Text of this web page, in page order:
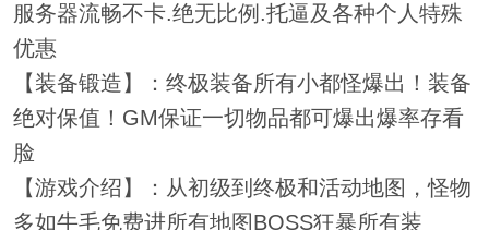
服务器流畅不卡.绝无比例.托逼及各种个人特殊
优惠
【装备锻造】：终极装备所有小都怪爆出！装备
绝对保值！GM保证一切物品都可爆出爆率存看
脸
【游戏介绍】：从初级到终极和活动地图，怪物
多如牛毛免费进所有地图BOSS狂暴所有装